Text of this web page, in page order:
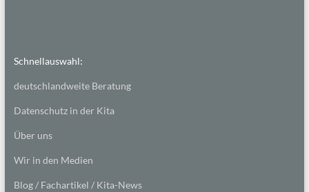
Schnellauswahl:
deutschlandweite Beratung
Datenschutz in der Kita
Über uns
Wir in den Medien
Blog / Fachartikel / Kita-News